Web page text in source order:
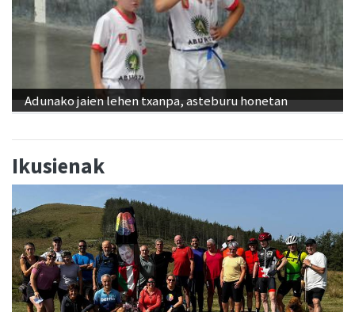
Adunako jaien lehen txanpa, asteburu honetan
Ikusienak